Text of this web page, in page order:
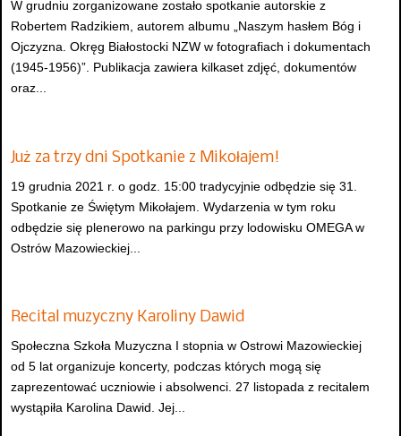
W grudniu zorganizowane zostało spotkanie autorskie z
Robertem Radzikiem, autorem albumu „Naszym hasłem Bóg i
Ojczyzna. Okręg Białostocki NZW w fotografiach i dokumentach
(1945-1956)”. Publikacja zawiera kilkaset zdjęć, dokumentów
oraz...
Już za trzy dni Spotkanie z Mikołajem!
19 grudnia 2021 r. o godz. 15:00 tradycyjnie odbędzie się 31.
Spotkanie ze Świętym Mikołajem. Wydarzenia w tym roku
odbędzie się plenerowo na parkingu przy lodowisku OMEGA w
Ostrów Mazowieckiej...
Recital muzyczny Karoliny Dawid
Społeczna Szkoła Muzyczna I stopnia w Ostrowi Mazowieckiej
od 5 lat organizuje koncerty, podczas których mogą się
zaprezentować uczniowie i absolwenci. 27 listopada z recitalem
wystąpiła Karolina Dawid. Jej...